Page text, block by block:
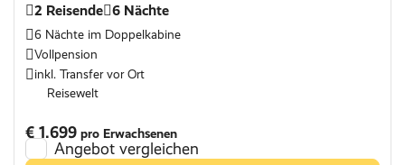
2 Reisende 6 Nächte
6 Nächte im Doppelkabine
Vollpension
inkl. Transfer vor Ort
Reisewelt
€ 1.699 pro Erwachsenen
Angebot vergleichen